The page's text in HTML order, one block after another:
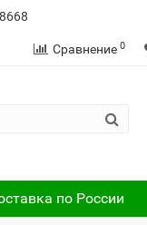
Сравнение 0
по России